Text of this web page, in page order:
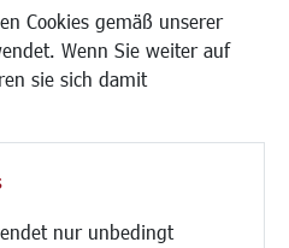
Cookies gemäß unserer
Wenn Sie weiter auf
sie sich damit
nur unbedingt